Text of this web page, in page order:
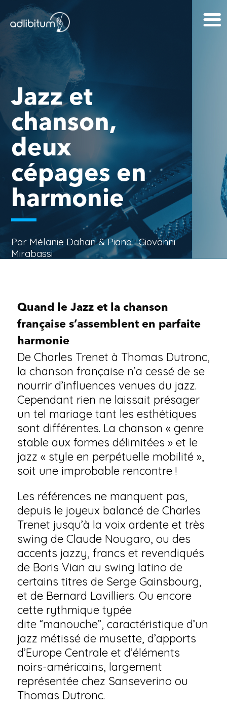
Jazz et
chanson,
deux
cépages en
harmonie
Par Mélanie Dahan & Piano : Giovanni
Mirabassi
Quand le Jazz et la chanson
française s’assemblent en parfaite
harmonie
De Charles Trenet à Thomas Dutronc,
la chanson française n’a cessé de se
nourrir d’influences venues du jazz.
Cependant rien ne laissait présager
un tel mariage tant les esthétiques
sont différentes. La chanson « genre
stable aux formes délimitées » et le
jazz « style en perpétuelle mobilité »,
soit une improbable rencontre !
Les références ne manquent pas,
depuis le joyeux balancé de Charles
Trenet jusqu’à la voix ardente et très
swing de Claude Nougaro, ou des
accents jazzy, francs et revendiqués
de Boris Vian au swing latino de
certains titres de Serge Gainsbourg,
et de Bernard Lavilliers. Ou encore
cette rythmique typée
dite “manouche”, caractéristique d’un
jazz métissé de musette, d’apports
d’Europe Centrale et d’éléments
noirs-américains, largement
représentée chez Sanseverino ou
Thomas Dutronc.